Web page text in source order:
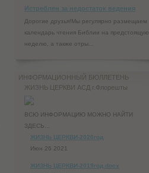
Истреблен за недостаток ведения
Дорогие друзья!Мы регулярно размещаем
календарь чтения Библии на предстоящую
неделю, а также отры...
ИНФОРМАЦИОННЫЙ БЮЛЛЕТЕНЬ
ЖИЗНЬ ЦЕРКВИ АСД г.Флорешты
ВСЮ ИНФОРМАЦИЮ МОЖНО НАЙТИ
ЗДЕСЬ...
ЖИЗНЬ ЦЕРКВИ-2020год
Июн 26 2021
ЖИЗНЬ ЦЕРКВИ-2019год.docx